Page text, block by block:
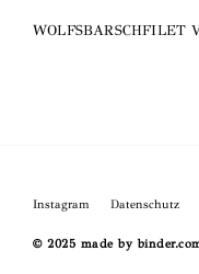
WOLFSBARSCHFILET
Instagram Datenschutz
© 2025 made by